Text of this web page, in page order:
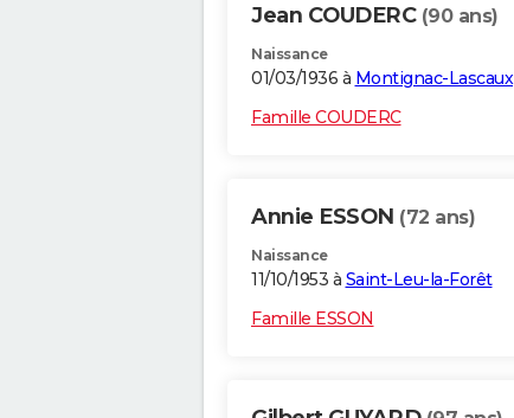
Jean COUDERC (90 ans)
Naissance
01/03/1936 à Montignac-Lascaux
Famille COUDERC
Annie ESSON (72 ans)
Naissance
11/10/1953 à Saint-Leu-la-Forêt
Famille ESSON